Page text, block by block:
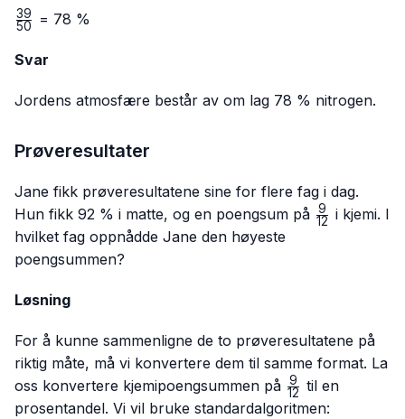
\frac{39}
50
39 = 78 %
Svar
Jordens atmosfære består av om lag 78 % nitrogen.
Prøveresultater
Jane fikk prøveresultatene sine for flere fag i dag.
Hun fikk 92 % i matte, og en poengsum på \frac{9}
12
9
i kjemi. I
hvilket fag oppnådde Jane den høyeste
poengsummen?
Løsning
For å kunne sammenligne de to prøveresultatene på
riktig måte, må vi konvertere dem til samme format. La
oss konvertere kjemipoengsummen på \frac{9}
{12}
12
9
til en
prosentandel. Vi vil bruke standardalgoritmen: